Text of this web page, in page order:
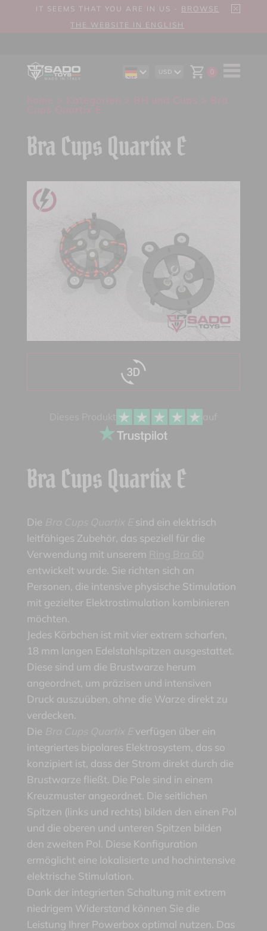
IT SEEMS THAT YOU ARE IN US - BROWSE
THE WEBSITE IN ENGLISH
USD
0
Bra Cups Quartix E
Die
sind ein elektrisch
leitfähiges Zubehör, das speziell für die
Verwendung mit unserem
entwickelt wurde. Sie richten sich an
Personen, die intensive physische Stimulation
mit gezielter Elektrostimulation kombinieren
möchten.
Jedes Körbchen ist mit vier extrem scharfen,
18 mm langen Edelstahlspitzen ausgestattet.
Diese sind um die Brustwarze herum
angeordnet, um präzisen und intensiven
Druck auszuüben, ohne die Warze direkt zu
verdecken.
Die
verfügen über ein
integriertes bipolares Elektrosystem, das so
konzipiert ist, dass der Strom direkt durch die
Brustwarze fließt. Die Pole sind in einem
Kreuzmuster angeordnet. Die seitlichen
Spitzen (links und rechts) bilden den einen Pol
und die oberen und unteren Spitzen bilden
den zweiten Pol. Diese Konfiguration
ermöglicht eine lokalisierte und hochintensive
elektrische Stimulation.
Dank der integrierten Schaltung mit extrem
niedrigem Widerstand können Sie die
Leistung Ihrer Powerbox optimal nutzen. Das
Bra Cups Quartix E